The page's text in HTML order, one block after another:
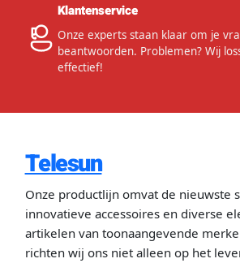
Klantenservice
Onze experts staan klaar om je
beantwoorden. Problemen? Wij
effectief!
Telesun
Onze productlijn omvat de nieuwste
innovatieve accessoires en diverse
artikelen van toonaangevende
richten wij ons niet alleen op het